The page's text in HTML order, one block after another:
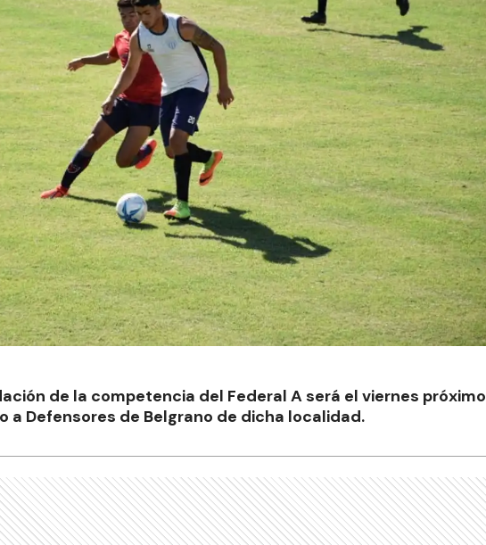
de la competencia del Federal A será el viernes próximo
a Defensores de Belgrano de dicha localidad.